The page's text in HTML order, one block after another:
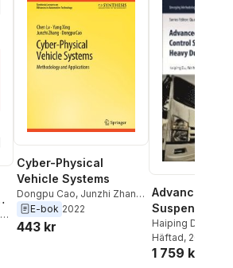
Cyber-Physical
Vehicle Systems
Dongpu Cao, Junzhi Zhang ,
Yang Xing ,Chen Lv
E-bok 2022
443 kr
Advanced
Suspension
System
Heavy Duty
Haiping Du
Donghong Ning
Sun
Häftad, 2020
1 759 kr